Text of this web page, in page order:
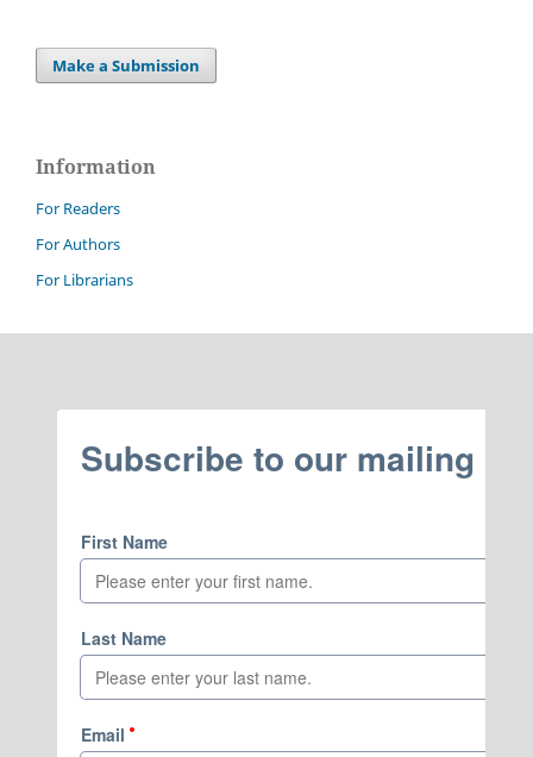
Make a Submission
Information
For Readers
For Authors
For Librarians